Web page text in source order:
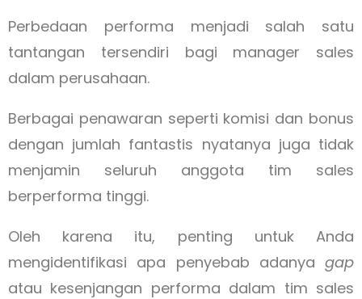
Perbedaan performa menjadi salah satu
tantangan tersendiri bagi manager sales
dalam perusahaan.
Berbagai penawaran seperti komisi dan bonus
dengan jumlah fantastis nyatanya juga tidak
menjamin seluruh anggota tim sales
berperforma tinggi.
Oleh karena itu, penting untuk Anda
mengidentifikasi apa penyebab adanya gap
atau kesenjangan performa dalam tim sales